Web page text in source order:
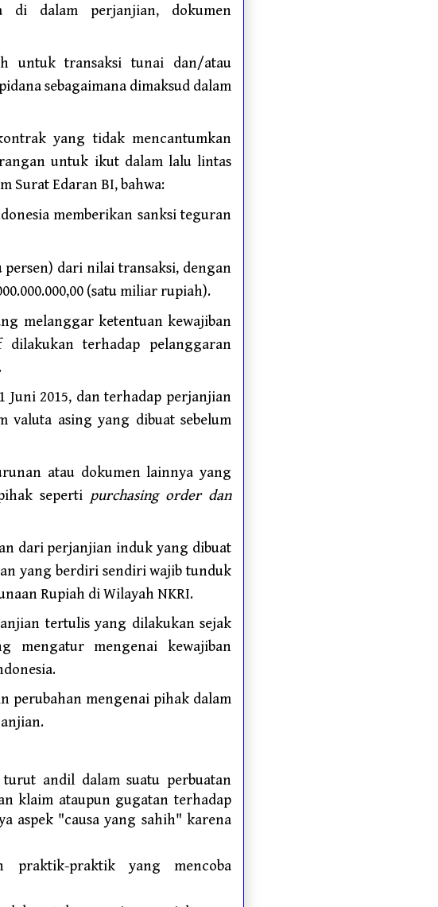
di dalam perjanjian, dokumen
untuk transaksi tunai dan/atau
sebagaimana dimaksud dalam
yang tidak mencantumkan
untuk ikut dalam lalu lintas
Surat Edaran BI, bahwa:
memberikan sanksi teguran
persen) dari nilai transaksi, dengan
(satu miliar rupiah).
melanggar ketentuan kewajiban
dilakukan terhadap pelanggaran
Juni 2015, dan terhadap perjanjian
valuta asing yang dibuat sebelum
atau dokumen lainnya yang
seperti purchasing order dan
dari perjanjian induk yang dibuat
yang berdiri sendiri wajib tunduk
Rupiah di Wilayah NKRI.
tertulis yang dilakukan sejak
mengatur mengenai kewajiban
perubahan mengenai pihak dalam
andil dalam suatu perbuatan
klaim ataupun gugatan terhadap
aspek "causa yang sahih" karena
praktik-praktik yang mencoba